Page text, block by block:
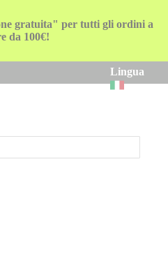
gratuita" per tutti gli ordini a
da 100€!
Lingua